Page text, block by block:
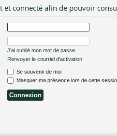
et connecté afin de pouvoir
J’ai oublié mon mot de passe
Renvoyer le courriel d’activation
Se souvenir de moi
Masquer ma présence lors de cette